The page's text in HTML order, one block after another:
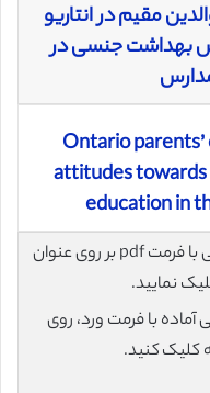
مقیم در انتاریو
بهداشت جنسی در
Ontario
attitudes
education in
برای دانلود رایگان مقاله انگلیسی با فرمت pdf بر روی عنوان
نمایید.
آماده با فرمت ورد، روی
کلیک کنید.